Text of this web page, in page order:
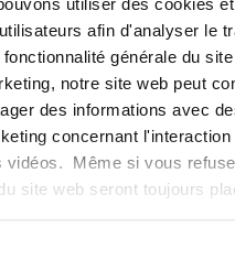
afin d'analyser le
générale du
notre site web peut
des informations avec
concernant
vidéos. Même si vous
site web seront toujours